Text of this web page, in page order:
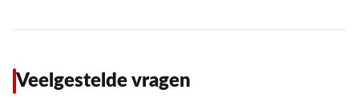
Veelgestelde vragen